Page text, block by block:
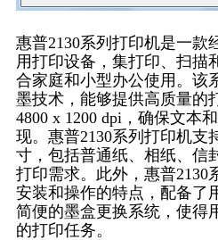
惠普2130系列打印机是一款
用打印设备，集打印、扫描
合家庭和小型办公使用。该
墨技术，能够提供高质量的
4800 x 1200 dpi，确保文本
现。惠普2130系列打印机支
寸，包括普通纸、相纸、信
打印需求。此外，惠普2130
安装和操作的特点，配备了
简便的墨盒更换系统，使得
的打印任务。